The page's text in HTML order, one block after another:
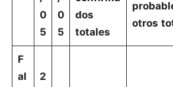
0
5
0
5
dos
totales
otros
F
al
2